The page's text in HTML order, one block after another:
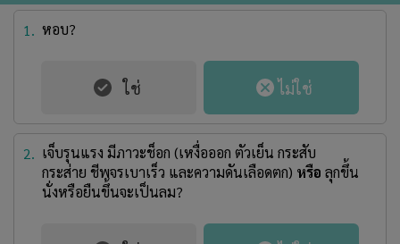
1. หอบ?
2. เจ็บรุนแรง มีภาวะช็อก (เหงื่อออก ตัวเย็น กระสับ
กระส่าย ชีพจรเบาเร็ว และความดันเลือดตก) หรือ ลุกขึ้น
นั่งหรือยืนขึ้นจะเป็นลม?